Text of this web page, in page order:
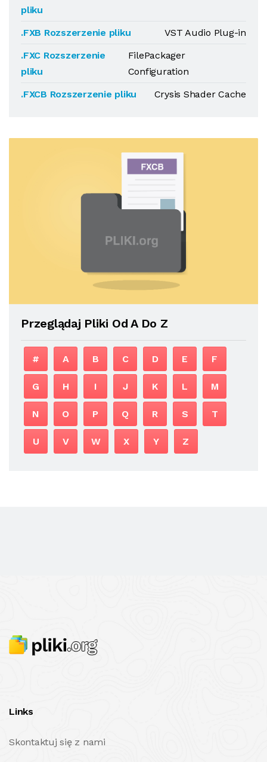
pliku
.FXB Rozszerzenie pliku
VST Audio Plug-in
.FXC Rozszerzenie
pliku
FilePackager
Configuration
.FXCB Rozszerzenie pliku
Crysis Shader Cache
Przeglądaj Pliki Od A Do Z
# A B C D E F
G H I J K L M
N O P Q R S T
U V W X Y Z
Links
Skontaktuj się z nami